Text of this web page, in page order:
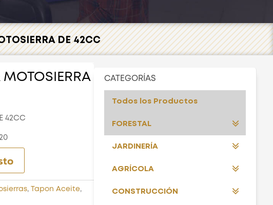
DE 42CC
MOTOSIERRA
42CC
, Tapon Aceite,
CATEGORÍAS
Todos los Productos
FORESTAL
JARDINERÍA
AGRÍCOLA
CONSTRUCCIÓN